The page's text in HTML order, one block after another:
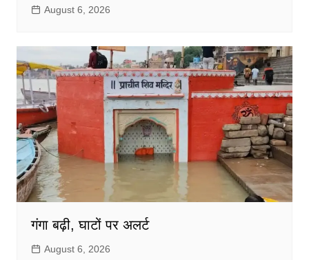
August 6, 2026
गंगा बढ़ी, घाटों पर अलर्ट
August 6, 2026